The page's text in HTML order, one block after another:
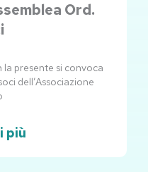
Ord.
presente si convoca
dell’Associazione
più